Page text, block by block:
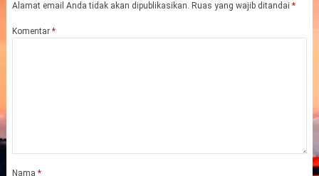
Alamat email Anda tidak akan dipublikasikan. Ruas yang wajib ditandai *
Komentar *
Nama *